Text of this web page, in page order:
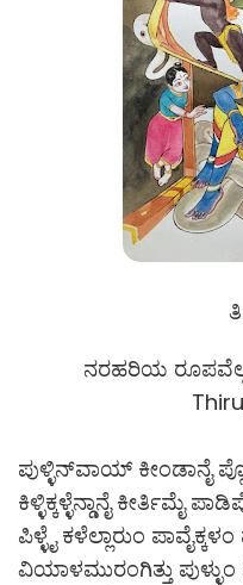
ನರಹರಿಯ
ಪುಳ್ಳಿನ್‌ವಾಯ್ ಕೀಂಡಾನೈ
ಕಿಳ್ಳಿಕ್ಕಳ್ಳೆನ್ಡಾನೈ ಕೀರ್ತಿಮೈ
ಪಿಳ್ಳೈ ಕಳೆಲ್ಲಾರುಂ
ವಿಯಾಳಮುರಂಗಿತ್ತು